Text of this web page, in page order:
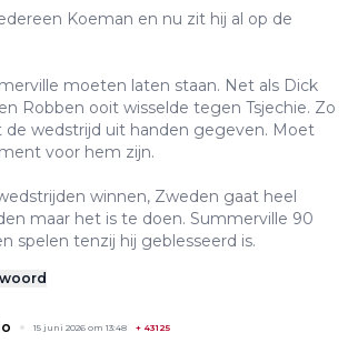
Koeman en nu zit hij al op de
moeten laten staan. Net als Dick
Robben ooit wisselde tegen Tsjechie. Zo
de wedstrijd uit handen gegeven. Moet
voor hem zijn.
winnen, Zweden gaat heel
maar het is te doen. Summerville 90
spelen tenzij hij geblesseerd is.
15 juni 2026 om 13:48 + 43125